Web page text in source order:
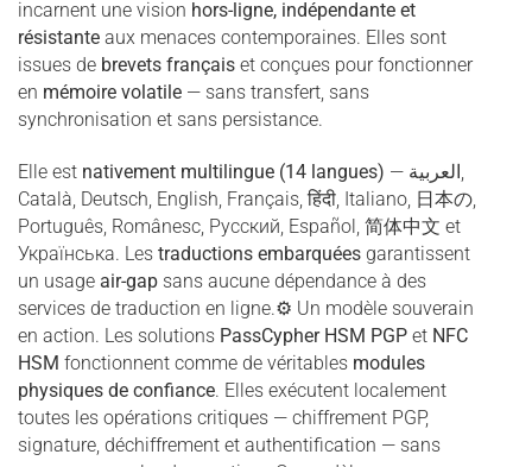
incarnent une vision hors-ligne, indépendante et
résistante aux menaces contemporaines. Elles sont
issues de brevets français et conçues pour fonctionner
en mémoire volatile — sans transfert, sans
synchronisation et sans persistance.
Elle est nativement multilingue (14 langues) — العربية ,
Català, Deutsch, English, Français, हिंदी, Italiano, 日本の,
Português, Românesc, Русский, Español, 简体中文 et
Українська. Les traductions embarquées garantissent
un usage air-gap sans aucune dépendance à des
services de traduction en ligne.⚙ Un modèle souverain
en action. Les solutions PassCypher HSM PGP et NFC
HSM fonctionnent comme de véritables modules
physiques de confiance. Elles exécutent localement
toutes les opérations critiques — chiffrement PGP,
signature, déchiffrement et authentification — sans